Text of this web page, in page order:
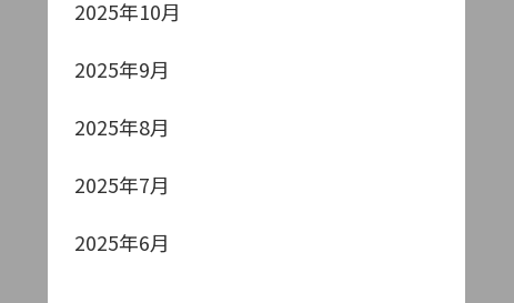
2025年10月
2025年9月
2025年8月
2025年7月
2025年6月